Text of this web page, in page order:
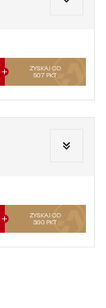
ZYSKAJ OD
507 PKT
ZYSKAJ OD
360 PKT